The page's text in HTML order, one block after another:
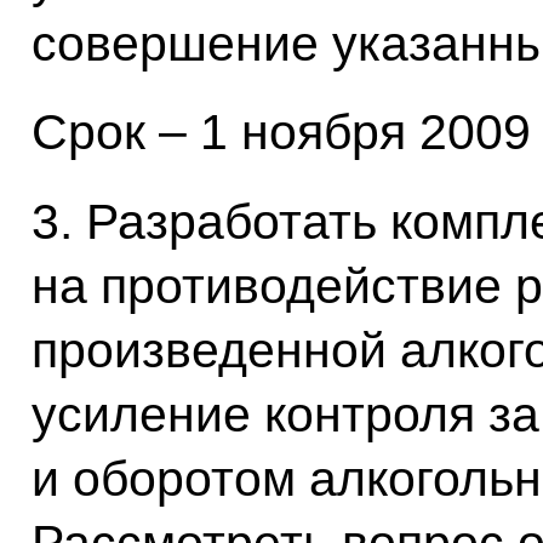
совершение
Срок – 1 ноября 2009
3. Разработать
на противодействие
произведенной
усиление контроля
и оборотом